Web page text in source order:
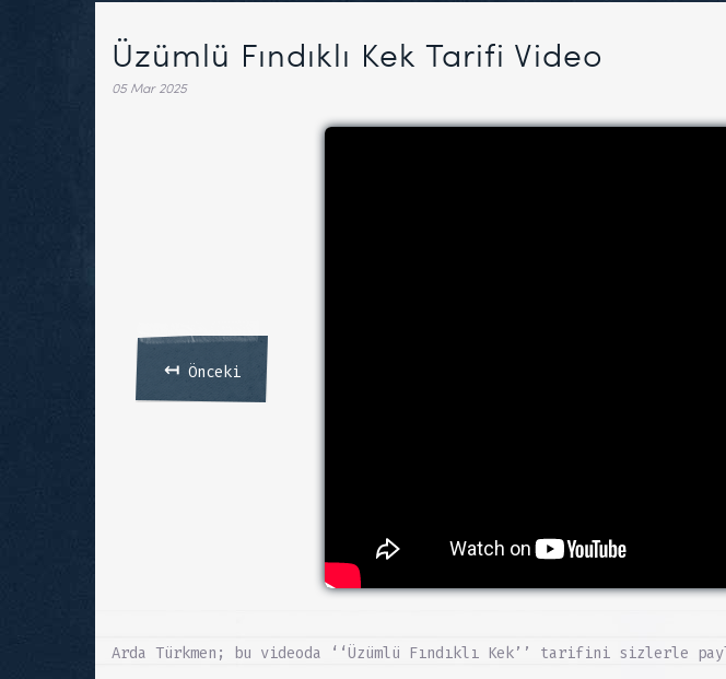
Üzümlü Fındıklı Kek Tarifi Video
05 Mar 2025
↤Önceki
Arda Türkmen; bu videoda ‘‘Üzümlü Fındıklı Kek’’ tarifini sizlerle